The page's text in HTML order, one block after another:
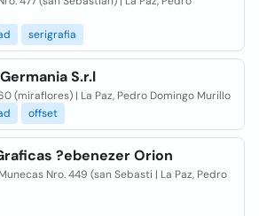
serigrafia
S.r.l
(miraflores) | La Paz, Pedro Domingo Murillo
offset
?ebenezer Orion
Nro. 449 (san Sebasti | La Paz, Pedro